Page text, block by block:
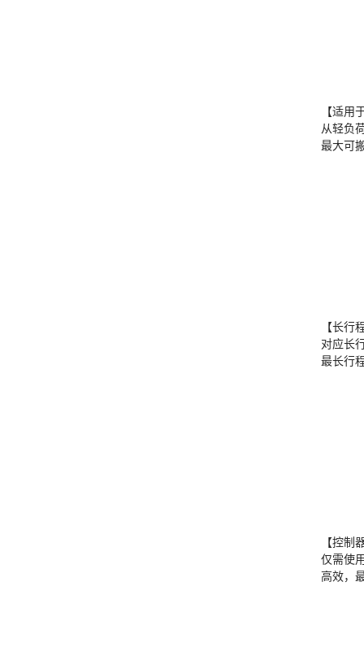
【适用
从轻负
最大可
【长行
对应长
最长行
【控制
仅需使
高效，